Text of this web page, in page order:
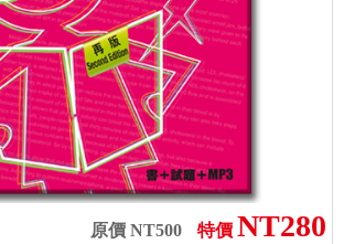
原價 NT500 特價 NT280